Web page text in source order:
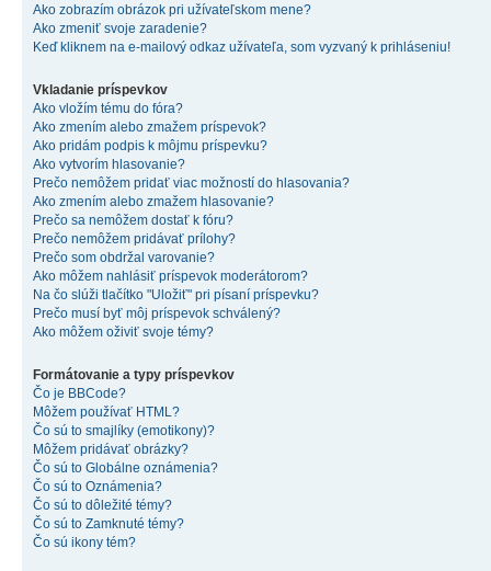
Ako zobrazím obrázok pri užívateľskom mene?
Ako zmeniť svoje zaradenie?
Keď kliknem na e-mailový odkaz užívateľa, som vyzvaný k prihláseniu!
Vkladanie príspevkov
Ako vložím tému do fóra?
Ako zmením alebo zmažem príspevok?
Ako pridám podpis k môjmu príspevku?
Ako vytvorím hlasovanie?
Prečo nemôžem pridať viac možností do hlasovania?
Ako zmením alebo zmažem hlasovanie?
Prečo sa nemôžem dostať k fóru?
Prečo nemôžem pridávať prílohy?
Prečo som obdržal varovanie?
Ako môžem nahlásiť príspevok moderátorom?
Na čo slúži tlačítko "Uložiť" pri písaní príspevku?
Prečo musí byť môj príspevok schválený?
Ako môžem oživiť svoje témy?
Formátovanie a typy príspevkov
Čo je BBCode?
Môžem používať HTML?
Čo sú to smajlíky (emotikony)?
Môžem pridávať obrázky?
Čo sú to Globálne oznámenia?
Čo sú to Oznámenia?
Čo sú to dôležité témy?
Čo sú to Zamknuté témy?
Čo sú ikony tém?